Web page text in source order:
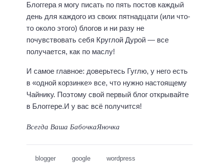
Блоггера я могу писать по пять постов каждый
день для каждого из своих пятнадцати (или что-
то около этого) блогов и ни разу не
почувствовать себя Круглой Дурой — все
получается, как по маслу!
И самое главное: доверьтесь Гуглю, у него есть
в «одной корзинке» все, что нужно настоящему
Чайнику. Поэтому свой первый блог открывайте
в Блоггере.И у вас всё получится!
Всегда Ваша БабочкаЯночка
blogger google
wordpress